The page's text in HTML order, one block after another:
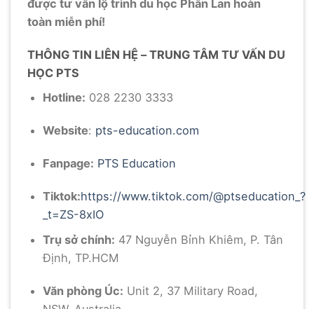
được tư vấn lộ trình du học Phần Lan hoàn
toàn miễn phí!
THÔNG TIN LIÊN HỆ – TRUNG TÂM TƯ VẤN DU
HỌC PTS
Hotline: 028 2230 3333
Website: pts-education.com
Fanpage: PTS Education
Tiktok:https://www.tiktok.com/@ptseducation_?
_t=ZS-8xIO
Trụ sở chính: 47 Nguyễn Bỉnh Khiêm, P. Tân
Định, TP.HCM
Văn phòng Úc: Unit 2, 37 Military Road,